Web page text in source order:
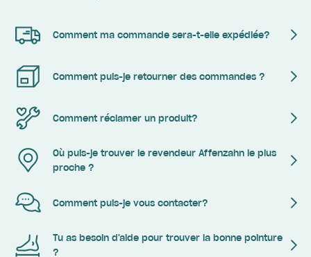
Comment ma commande sera-t-elle expédiée?
Comment puis-je retourner des commandes ?
Comment réclamer un produit?
Où puis-je trouver le revendeur Affenzahn le plus
proche ?
Comment puis-je vous contacter?
Tu as besoin d'aide pour trouver la bonne pointure
?